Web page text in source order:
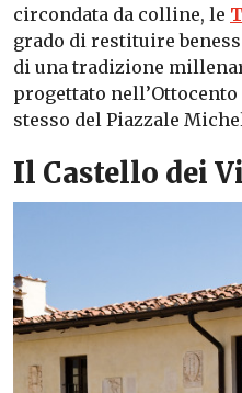
circondata da colline, le
grado di restituire
di una tradizione
progettato
stesso del Piazzale
Il Castello dei